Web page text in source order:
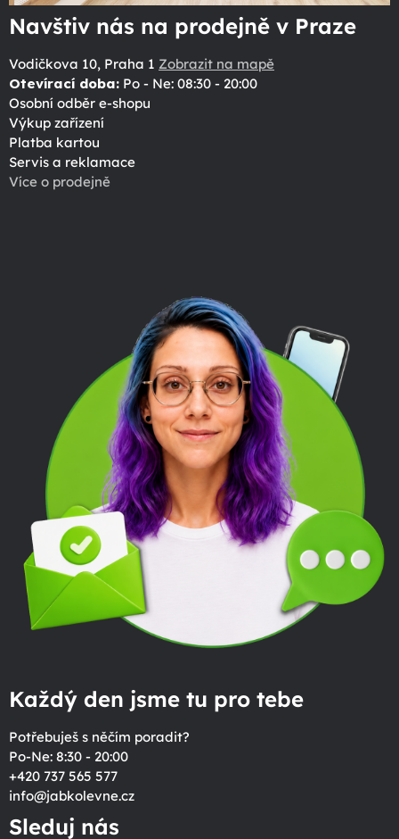
Navštiv nás na prodejně v Praze
Vodičkova 10, Praha 1 Zobrazit na mapě
Otevírací doba: Po - Ne: 08:30 - 20:00
Osobní odběr e-shopu
Výkup zařízení
Platba kartou
Servis a reklamace
Více o prodejně
Každý den jsme tu pro tebe
Potřebuješ s něčím poradit?
Po-Ne: 8:30 - 20:00
+420 737 565 577
info@jabkolevne.cz
Sleduj nás